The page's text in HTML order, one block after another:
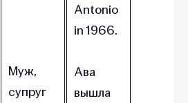
Муж,
супруг
Antonio
in 1966.
Ава
вышла